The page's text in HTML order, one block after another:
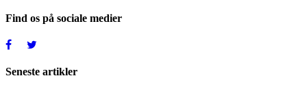
Find os på sociale medier
Seneste artikler